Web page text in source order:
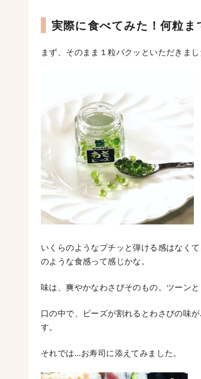
実際に食べてみた！何粒ま
まず、そのまま１粒パクッといただきまし
いくらのようなプチッと弾ける感はなく
のような食感って感じかな。
味は、爽やかなわさびそのもの。ツーンと
口の中で、ビーズが割れるとわさびの味
す。
それでは…お寿司に添えてみました。